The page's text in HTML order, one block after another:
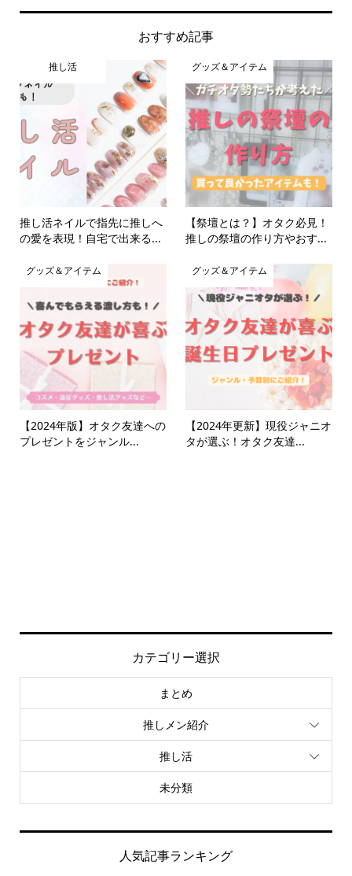
おすすめ記事
推し活
推し活ネイルで指先に推しへ
の愛を表現！自宅で出来る...
グッズ＆アイテム
【祭壇とは？】オタク必見！
推しの祭壇の作り方やおす...
グッズ＆アイテム
【2024年版】オタク友達への
プレゼントをジャンル...
グッズ＆アイテム
【2024年更新】現役ジャニオ
タが選ぶ！オタク友達...
カテゴリー選択
まとめ
推しメン紹介
推し活
未分類
人気記事ランキング